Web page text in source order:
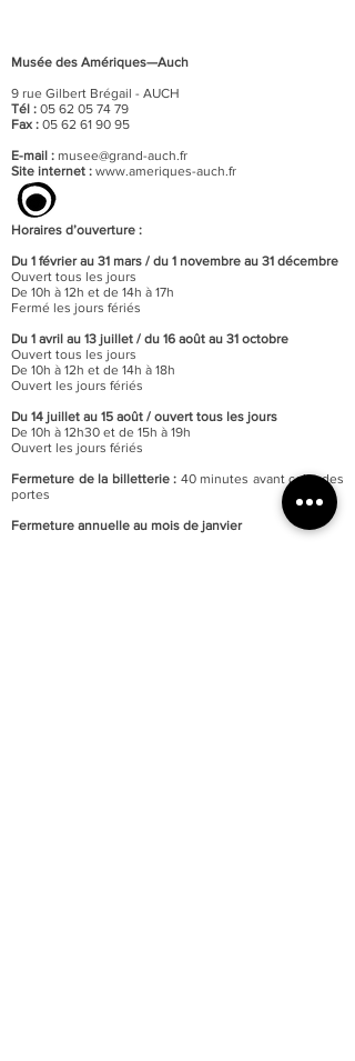
Musée des Amériques—Auch
9 rue Gilbert Brégail - AUCH
Tél : 05 62 05 74 79
Fax : 05 62 61 90 95
E-mail : musee@grand-auch.fr
Site internet : www.ameriques-auch.fr
Horaires d’ouverture :
Du 1 février au 31 mars / du 1 novembre au 31 décembre
Ouvert tous les jours
De 10h à 12h et de 14h à 17h
Fermé les jours fériés
Du 1 avril au 13 juillet / du 16 août au 31 octobre
Ouvert tous les jours
De 10h à 12h et de 14h à 18h
Ouvert les jours fériés
Du 14 juillet au 15 août / ouvert tous les jours
De 10h à 12h30 et de 15h à 19h
Ouvert les jours fériés
Fermeture de la billetterie : 40 minutes avant celle des
portes
Fermeture annuelle au mois de janvier